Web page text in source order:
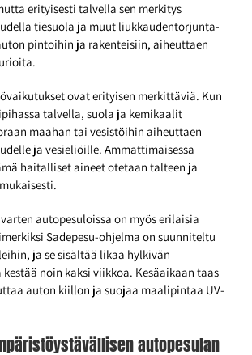
erityisesti talvella sen merkitys
tiesuola ja muut liukkaudentorjunta-
pintoihin ja rakenteisiin, aiheuttaen
ovat erityisen merkittäviä. Kun
talvella, suola ja kemikaalit
maahan tai vesistöihin aiheuttaen
ja vesieliöille. Ammattimaisessa
haitalliset aineet otetaan talteen ja
autopesuloissa on myös erilaisia
Sadepesu-ohjelma on suunniteltu
ja se sisältää likaa hylkivän
noin kaksi viikkoa. Kesäaikaan taas
auton kiillon ja suojaa maalipintaa UV-
autopesulan